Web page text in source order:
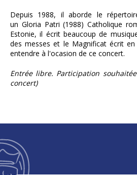
Depuis 1988, il aborde le
un Gloria Patri (1988) Catholique
Estonie, il écrit beaucoup de
des messes et le Magnificat écrit
entendre à l'ocasion de ce concert.
Entrée libre. Participation
concert)